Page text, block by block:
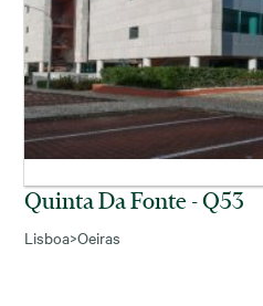
Quinta Da Fonte - Q53
Lisboa>Oeiras